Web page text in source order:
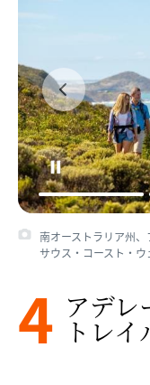
南オーストラリア州
サウス・コースト・
4 アデレ
トレ